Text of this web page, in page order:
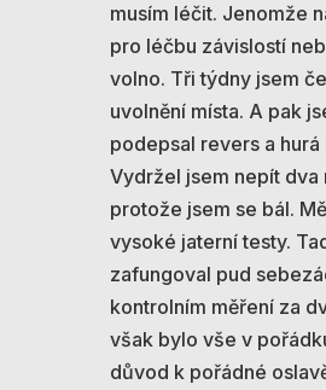
musím léčit. Jenomže
pro léčbu závislostí
volno. Tři týdny jsem
uvolnění místa. A pak
podepsal revers a hurá
Vydržel jsem nepít dva
protože jsem se bál.
vysoké jaterní testy.
zafungoval pud
kontrolním měření za
však bylo vše v
důvod k pořádné